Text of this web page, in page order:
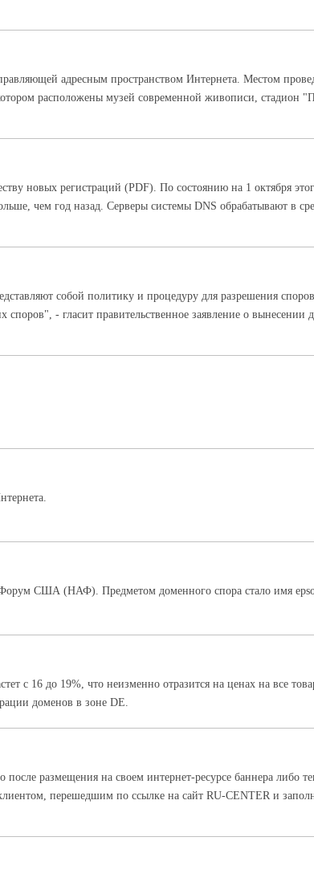
адресным пространством Интернета. Местом
расположены музей современной живописи, стадион
новых регистраций (PDF). По состоянию на 1 октября
чем год назад. Серверы системы DNS обрабатывают в
собой политику и процедуру для разрешения
- гласит правительственное заявление о вынесении
США (НАФ). Предметом доменного спора стало имя
с 16 до 19%, что неизменно отразится на ценах на все
доменов в зоне DE.
размещения на своем интернет-ресурсе баннера либо
перешедшим по ссылке на сайт RU-CENTER и